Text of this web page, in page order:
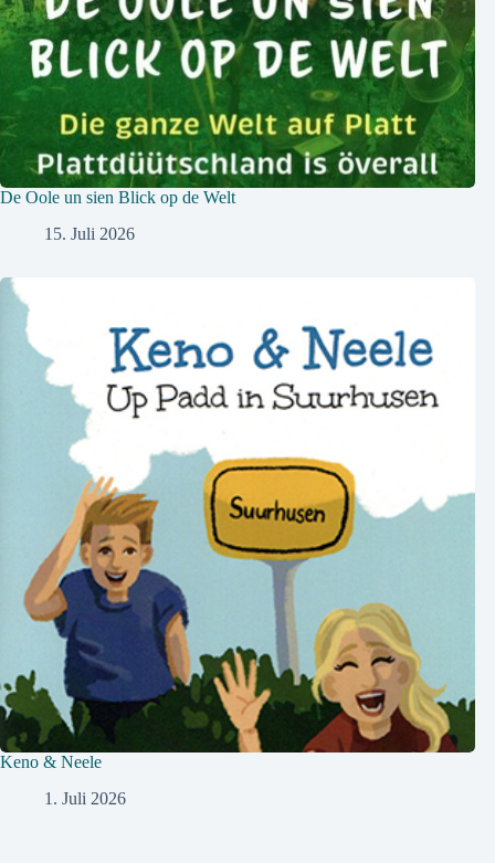
De Oole un sien Blick op de Welt
15. Juli 2026
Keno & Neele
1. Juli 2026